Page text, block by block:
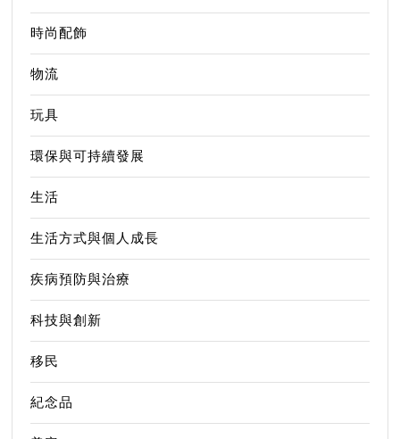
時尚配飾
物流
玩具
環保與可持續發展
生活
生活方式與個人成長
疾病預防與治療
科技與創新
移民
紀念品